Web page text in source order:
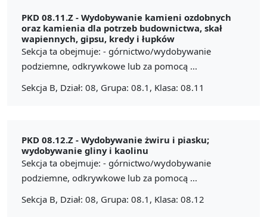
PKD 08.11.Z - Wydobywanie kamieni ozdobnych
oraz kamienia dla potrzeb budownictwa, skał
wapiennych, gipsu, kredy i łupków
Sekcja ta obejmuje: - górnictwo/wydobywanie
podziemne, odkrywkowe lub za pomocą ...
Sekcja B, Dział: 08, Grupa: 08.1, Klasa: 08.11
PKD 08.12.Z - Wydobywanie żwiru i piasku;
wydobywanie gliny i kaolinu
Sekcja ta obejmuje: - górnictwo/wydobywanie
podziemne, odkrywkowe lub za pomocą ...
Sekcja B, Dział: 08, Grupa: 08.1, Klasa: 08.12